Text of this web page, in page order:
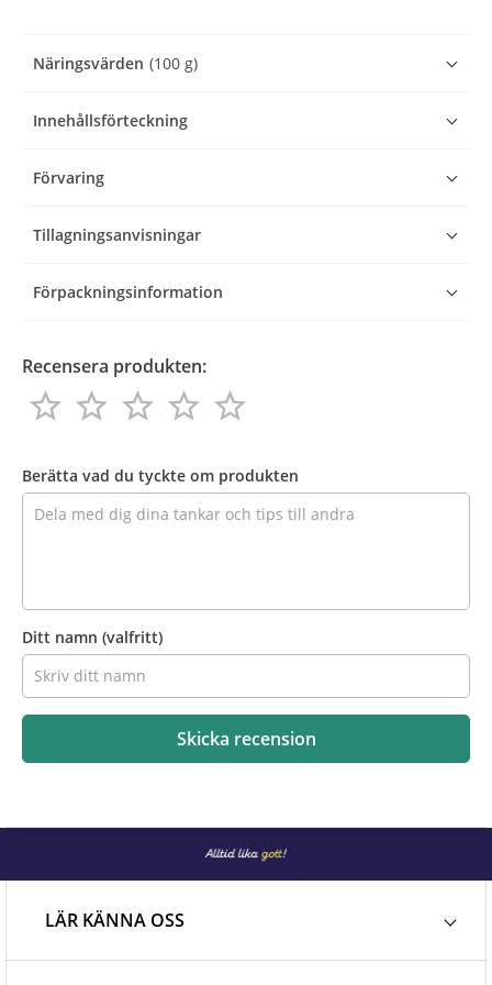
Näringsvärden (100 g)
Innehållsförteckning
Förvaring
Tillagningsanvisningar
Förpackningsinformation
Recensera produkten:
star_border
star_border star_border
star_border star_border
star_border star_border
star_border star_border
star_border
produkten
Berätta vad du tyckte om produkten
Ditt namn (valfritt)
Skicka recension
LÄR KÄNNA OSS